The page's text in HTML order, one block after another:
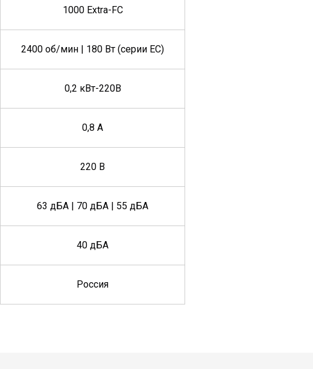
1000 Extra-FC
2400 об/мин | 180 Вт (серии EC)
0,2 кВт-220В
0,8 А
220 В
63 дБА | 70 дБА | 55 дБА
40 дБА
Россия